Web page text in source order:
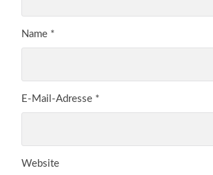
Name *
E-Mail-Adresse *
Website